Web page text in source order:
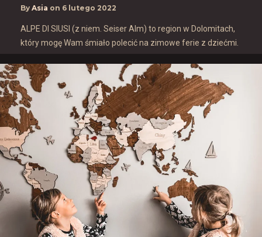
By Asia on 6 lutego 2022
ALPE DI SIUSI (z niem. Seiser Alm) to region w Dolomitach,
który mogę Wam śmiało polecić na zimowe ferie z dziećmi.